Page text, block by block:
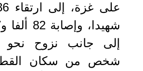
شخص من سكان